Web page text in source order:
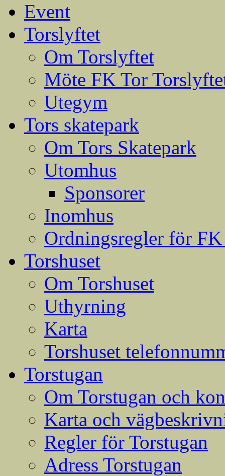
Event
Torslyftet
Om Torslyftet
Möte FK Tor
Utegym
Tors skatepark
Om Tors Skatepark
Utomhus
Sponsorer
Inomhus
Ordningsregler för FK
Torshuset
Om Torshuset
Uthyrning
Karta
Torshuset
Torstugan
Om Torstugan och
Karta och
Regler för Torstugan
Adress Torstugan